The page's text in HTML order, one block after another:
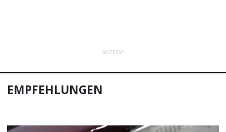
ANZEIGE
EMPFEHLUNGEN